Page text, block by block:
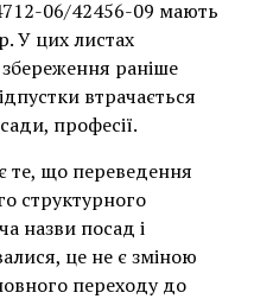
06/42456-09 мають
У цих листах
раніше
втрачається
професії.
те, що переведення
структурного
назви посад і
це не є зміною
переходу до